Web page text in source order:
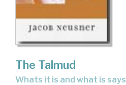
The Talmud
whats it is and what is says